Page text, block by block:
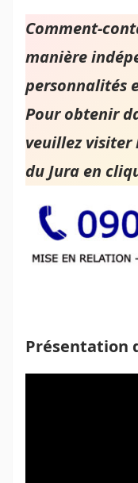
Comment-
manière
personnalités
Pour obtenir
veuillez
du Jura en
Présentation